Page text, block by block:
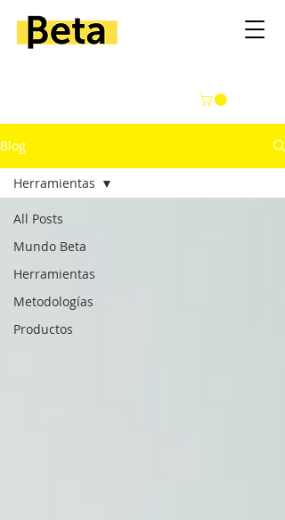
Blog
All Posts
Mundo Beta
Herramientas
Metodologías
Productos
Herramientas